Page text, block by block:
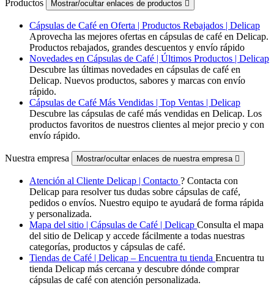
Productos Mostrar/ocultar enlaces de productos 
Cápsulas de Café en Oferta | Productos Rebajados | Delicap
Aprovecha las mejores ofertas en cápsulas de café en Delicap.
Productos rebajados, grandes descuentos y envío rápido
Novedades en Cápsulas de Café | Últimos Productos | Delicap
Descubre las últimas novedades en cápsulas de café en
Delicap. Nuevos productos, sabores y marcas con envío
rápido.
Cápsulas de Café Más Vendidas | Top Ventas | Delicap
Descubre las cápsulas de café más vendidas en Delicap. Los
productos favoritos de nuestros clientes al mejor precio y con
envío rápido.
Nuestra empresa Mostrar/ocultar enlaces de nuestra empresa 
Atención al Cliente Delicap | Contacto ? Contacta con
Delicap para resolver tus dudas sobre cápsulas de café,
pedidos o envíos. Nuestro equipo te ayudará de forma rápida
y personalizada.
Mapa del sitio | Cápsulas de Café | Delicap Consulta el mapa
del sitio de Delicap y accede fácilmente a todas nuestras
categorías, productos y cápsulas de café.
Tiendas de Café | Delicap – Encuentra tu tienda Encuentra tu
tienda Delicap más cercana y descubre dónde comprar
cápsulas de café con atención personalizada.